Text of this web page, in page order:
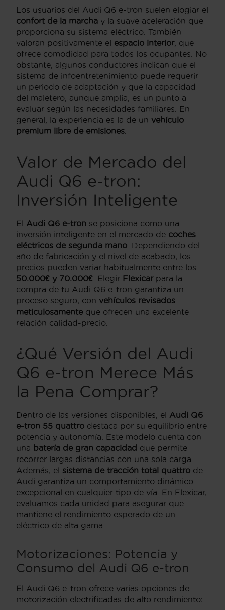
Los usuarios del Audi Q6 e-tron suelen elogiar el
confort de la marcha y la suave aceleración que
proporciona su sistema eléctrico. También
valoran positivamente el espacio interior, que
ofrece comodidad para todos los ocupantes. No
obstante, algunos conductores indican que el
sistema de infoentretenimiento puede requerir
un periodo de adaptación y que la capacidad
del maletero, aunque amplia, es un punto a
evaluar según las necesidades familiares. En
general, la experiencia es la de un vehículo
premium libre de emisiones
Valor de Mercado del
Audi Q6 e-tron:
Inversión Inteligente
El Audi Q6 e-tron se posiciona como una
inversión inteligente en el mercado de coches
eléctricos de segunda mano . Dependiendo del
año de fabricación y el nivel de acabado, los
precios pueden variar habitualmente entre los
50.000€ y 70.000€ . Elegir Flexicarpara la
compra de tu Audi Q6 e-tron garantiza un
proceso seguro, con vehículos revisados
meticulosamente que ofrecen una excelente
relación calidad-precio.
¿Qué Versión del Audi
Q6 e-tron Merece Más
la Pena Comprar?
Dentro de las versiones disponibles, el Audi Q6
e-tron 55 quattro destaca por su equilibrio entre
potencia y autonomía. Este modelo cuenta con
una batería de gran capacidad que permite
recorrer largas distancias con una sola carga.
Además, el sistema de tracción total quattro de
Audi garantiza un comportamiento dinámico
excepcional en cualquier tipo de vía. En Flexicar,
evaluamos cada unidad para asegurar que
mantiene el rendimiento esperado de un
eléctrico de alta gama.
Motorizaciones: Potencia y
Consumo del Audi Q6 e-tron
El Audi Q6 e-tron ofrece varias opciones de
motorización electrificadas de alto rendimiento: